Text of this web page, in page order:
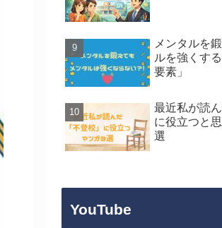
メンタルを
ルを強くす
要素」
最近私が読
に役立つと
選
YouTube